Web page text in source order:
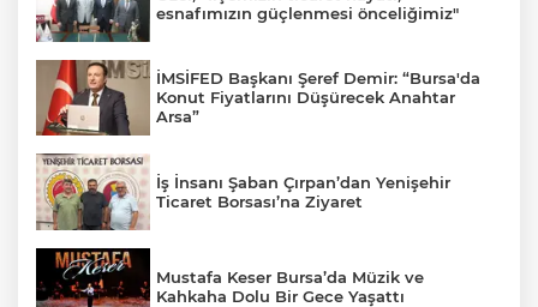
esnafımızın güçlenmesi önceliğimiz"
İMSİFED Başkanı Şeref Demir: “Bursa'da
Konut Fiyatlarını Düşürecek Anahtar
Arsa”
İş İnsanı Şaban Çırpan’dan Yenişehir
Ticaret Borsası’na Ziyaret
Mustafa Keser Bursa’da Müzik ve
Kahkaha Dolu Bir Gece Yaşattı